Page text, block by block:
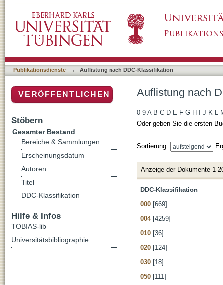
Publikationsdienste → Auflistung nach DDC-Klassifikation
Auflistung nach
0-9 A B C D E F G H J K L
Oder geben Sie die ersten
Sortierung:
Anzeige der Dokumente 1-
DDC-Klassifikation
000 [669]
004[4259]
010 [36]
020 [124]
030 [18]
050 [111]
VERÖFFENTLICHEN
Stöbern
Gesamter Bestand
Bereiche & Sammlungen
Erscheinungsdatum
Autoren
Titel
DDC-Klassifikation
Hilfe & Infos
TOBIAS-lib
Universitätsbibliographie